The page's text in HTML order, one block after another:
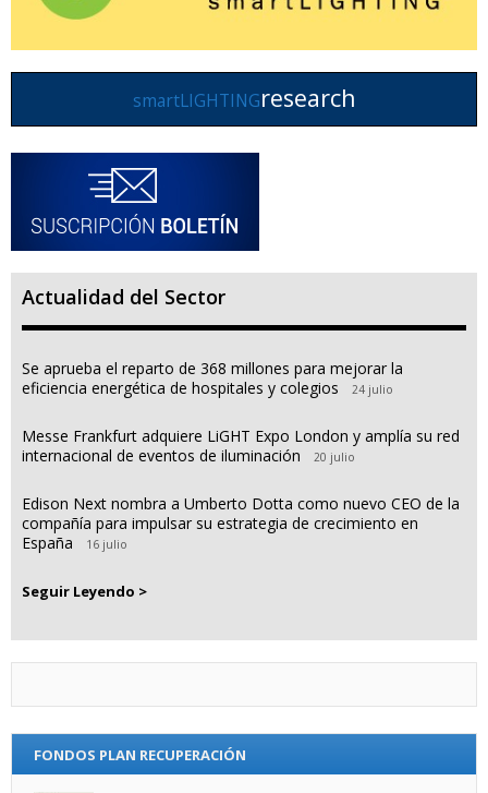
smartLIGHTINGresearch
Actualidad del Sector
Se aprueba el reparto de 368 millones para mejorar la
eficiencia energética de hospitales y colegios
24 julio
Messe Frankfurt adquiere LiGHT Expo London y amplía su red
internacional de eventos de iluminación
20 julio
Edison Next nombra a Umberto Dotta como nuevo CEO de la
compañía para impulsar su estrategia de crecimiento en
España
16 julio
Seguir Leyendo >
FONDOS PLAN RECUPERACIÓN